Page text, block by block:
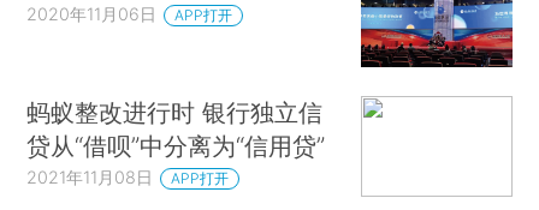
2020年11月06日 APP打开
蚂蚁整改进行时 银行独立信
贷从“借呗”中分离为“信用贷”
2021年11月08日 APP打开